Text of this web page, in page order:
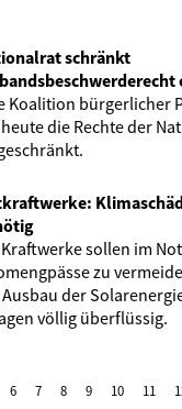
schränkt
Koalition bürgerlicher
die Rechte der
Kraftwerke sollen im
zu
der
völlig überflüssig.
6 7 8 9 10 11